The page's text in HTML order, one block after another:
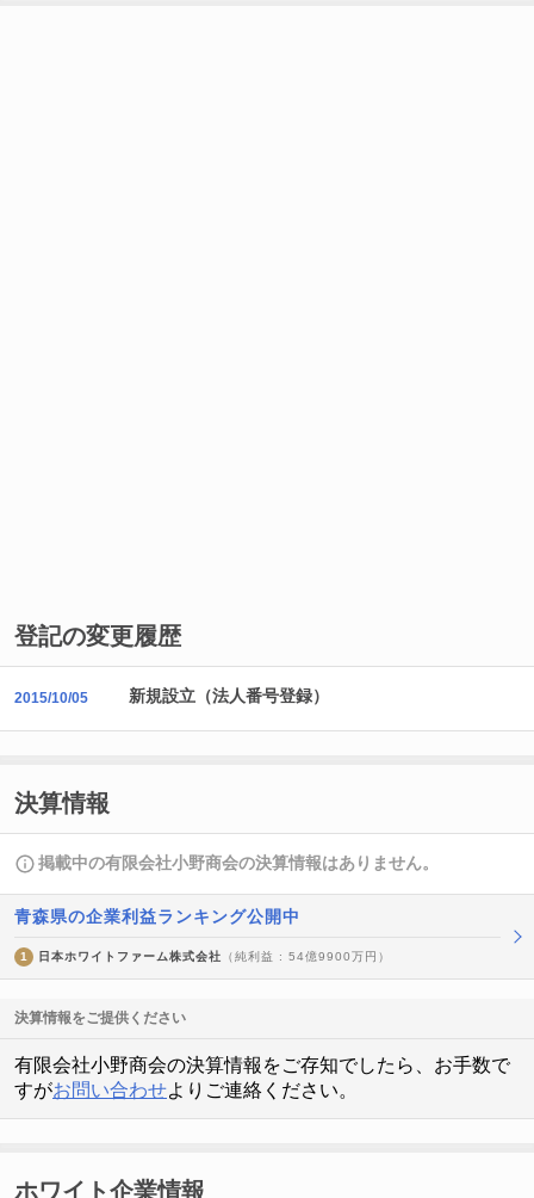
登記の変更履歴
2015/10/05 新規設立（法人番号登録）
決算情報
掲載中の有限会社小野商会の決算情報はありません。
青森県の企業利益ランキング公開中
1 日本ホワイトファーム株式会社 （純利益 : 54億9900万円）
決算情報をご提供ください
有限会社小野商会の決算情報をご存知でしたら、お手数で
すがお問い合わせよりご連絡ください。
ホワイト企業情報